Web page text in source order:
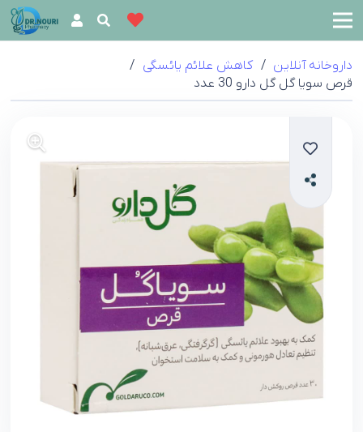
داروخانه آنلاین / کاهش علائم یائسگی /
قرص سویا گل گل دارو 30 عدد